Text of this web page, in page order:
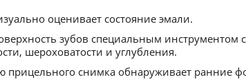
оценивает состояние эмали.
зубов специальным
шероховатости и углубления.
снимка обнаруживает ранние